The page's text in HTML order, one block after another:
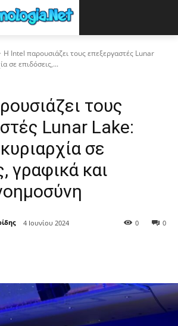
Η Intel παρουσιάζει τους επεξεργαστές Lunar
σε επιδόσεις,...
τους
Lunar Lake:
σε
γραφικά και
4 Ιουνίου 2024 0
0